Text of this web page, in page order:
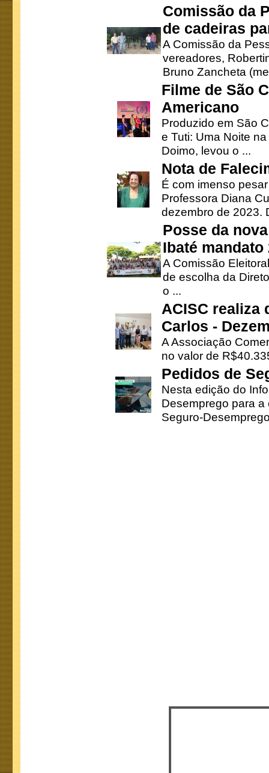
Comissão da
de cadeiras
A Comissão da
vereadores,
Bruno Zancheta
Filme de São
Americano
Produzido em São
e Tuti: Uma Noite
Doimo, levou o ...
Nota de
É com imenso
Professora Diana
dezembro de 2023.
Posse da
Ibaté mandato
A Comissão
de escolha da
o ...
ACISC realiza
Carlos -
A Associação
no valor de
Pedidos de
Nesta edição do
Desemprego para
Seguro-